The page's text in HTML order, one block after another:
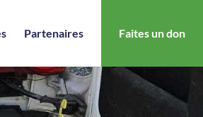
Partenaires Faites un don